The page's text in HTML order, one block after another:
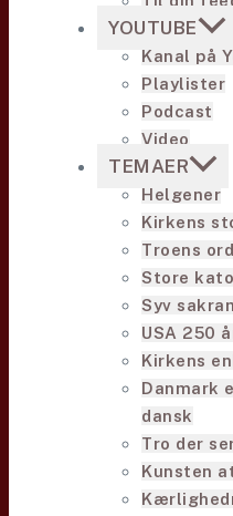
YOUTUBE
Kanal på
Playlister
Podcast
Video
TEMAER
Helgener
Kirkens
Troens
Store
Syv
USA 250
Kirkens
Danmark
dansk
Tro der
Kunsten